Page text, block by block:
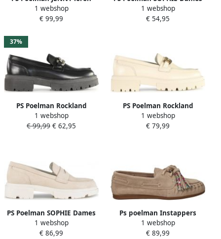
loafers met ponyhair en
ketting bruin
1 webshop
€ 99,99
Loafers met ketting Crème
1 webshop
€ 54,95
37%
PS Poelman Rockland
chunky leren loafers met
ketting zwart
1 webshop
€ 99,99 € 62,95
PS Poelman Rockland
chunky leren loafers met
ketting off white
1 webshop
€ 79,99
PS Poelman SOPHIE Dames
Suède Nubuck Leren
Chunky Loafers Mocassins
1 webshop
€ 86,99
Ps poelman Instappers
Dames Beige
1 webshop
€ 89,99